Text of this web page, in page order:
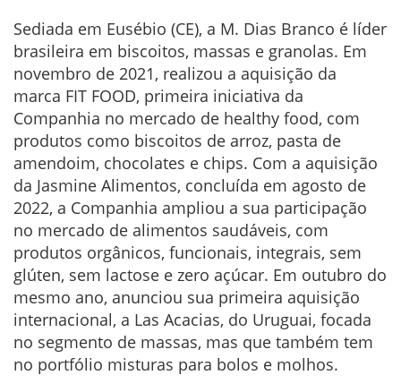
Sediada em Eusébio (CE), a M. Dias Branco é líder
brasileira em biscoitos, massas e granolas. Em
novembro de 2021, realizou a aquisição da
marca FIT FOOD, primeira iniciativa da
Companhia no mercado de healthy food, com
produtos como biscoitos de arroz, pasta de
amendoim, chocolates e chips. Com a aquisição
da Jasmine Alimentos, concluída em agosto de
2022, a Companhia ampliou a sua participação
no mercado de alimentos saudáveis, com
produtos orgânicos, funcionais, integrais, sem
glúten, sem lactose e zero açúcar. Em outubro do
mesmo ano, anunciou sua primeira aquisição
internacional, a Las Acacias, do Uruguai, focada
no segmento de massas, mas que também tem
no portfólio misturas para bolos e molhos.